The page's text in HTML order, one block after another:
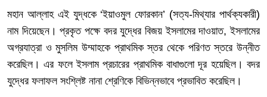
মহান আল্লাহ এই যুদ্ধকে‘ইয়াওমুল ফোরকান’ (সত্য-মিথ্যার পার্থক্যকারী)
নাম দিয়েছেন। প্রকৃত পক্ষে বদর যুদ্ধের বিজয় ইসলামের দাওয়াত,ইসলামের
অগ্রযাত্রা ও মুসলিম উম্মাহকে প্রাথমিক স্তর থেকে পরিণত স্তরে উন্নীত
করেছিল। এর ফলে ইসলাম প্রচারের প্রাথমিক বাধাগুলো দূর হয়েছিল। বদর
যুদ্ধের ফলাফল সংশ্লিষ্ট নানা শ্রেণিকে বিভিন্নভাবে প্রভাবিত করেছিল।